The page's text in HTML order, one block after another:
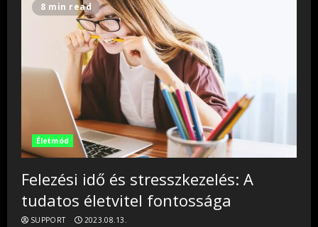
8 min read
Életmód
Felezési idő és stresszkezelés: A
tudatos életvitel fontossága
SUPPORT 2023.08.13.